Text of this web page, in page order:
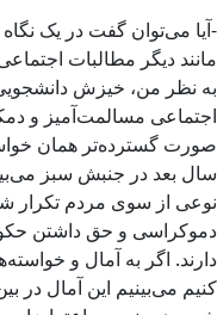
-آیا می‌توان گفت در یک
مانند دیگر مطالبات
اجتماعی مسالمت‌آمیز و
سال بعد در جنبش سبز
نوعی از سوی مردم تکرار
دموکراسی و حق داشتن
دارند. اگر به آمال و
کنیم می‌بینیم این آمال در